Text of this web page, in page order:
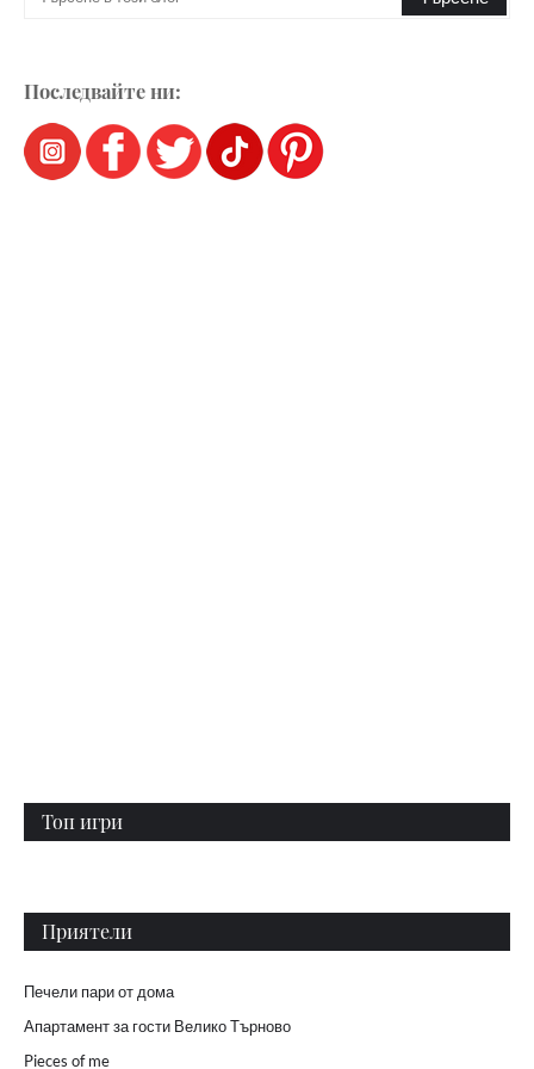
Последвайте ни:
Топ игри
Приятели
Печели пари от дома
Апартамент за гости Велико Търново
Pieces of me